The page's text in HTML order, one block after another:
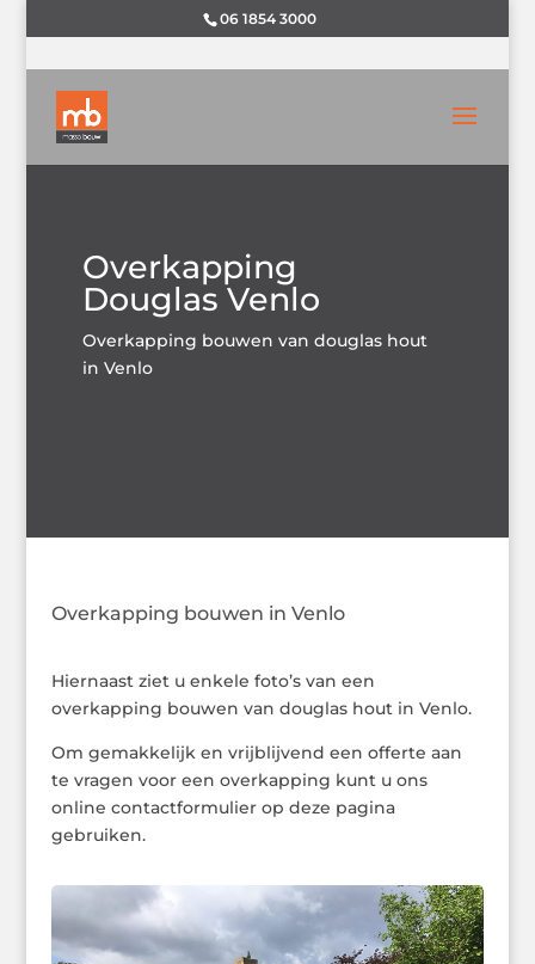
06 1854 3000
Overkapping
Douglas Venlo
Overkapping bouwen van douglas hout
in Venlo
Overkapping bouwen in Venlo
Hiernaast ziet u enkele foto’s van een
overkapping bouwen van douglas hout in Venlo.
Om gemakkelijk en vrijblijvend een offerte aan
te vragen voor een overkapping kunt u ons
online contactformulier op deze pagina
gebruiken.